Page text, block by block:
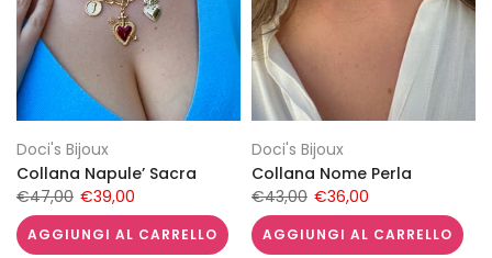
Doci's Bijoux
Collana Napule’ Sacra
€47,00 €39,00
AGGIUNGI AL CARRELLO
Doci's Bijoux
Collana Nome Perla
€43,00 €36,00
AGGIUNGI AL CARRELLO